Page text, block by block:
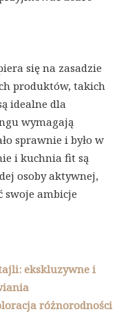
się na zasadzie
produktów, takich
idealne dla
wymagają
sprawnie i było w
i kuchnia fit są
osoby aktywnej,
swoje ambicje
ekskluzywne i
różnorodności